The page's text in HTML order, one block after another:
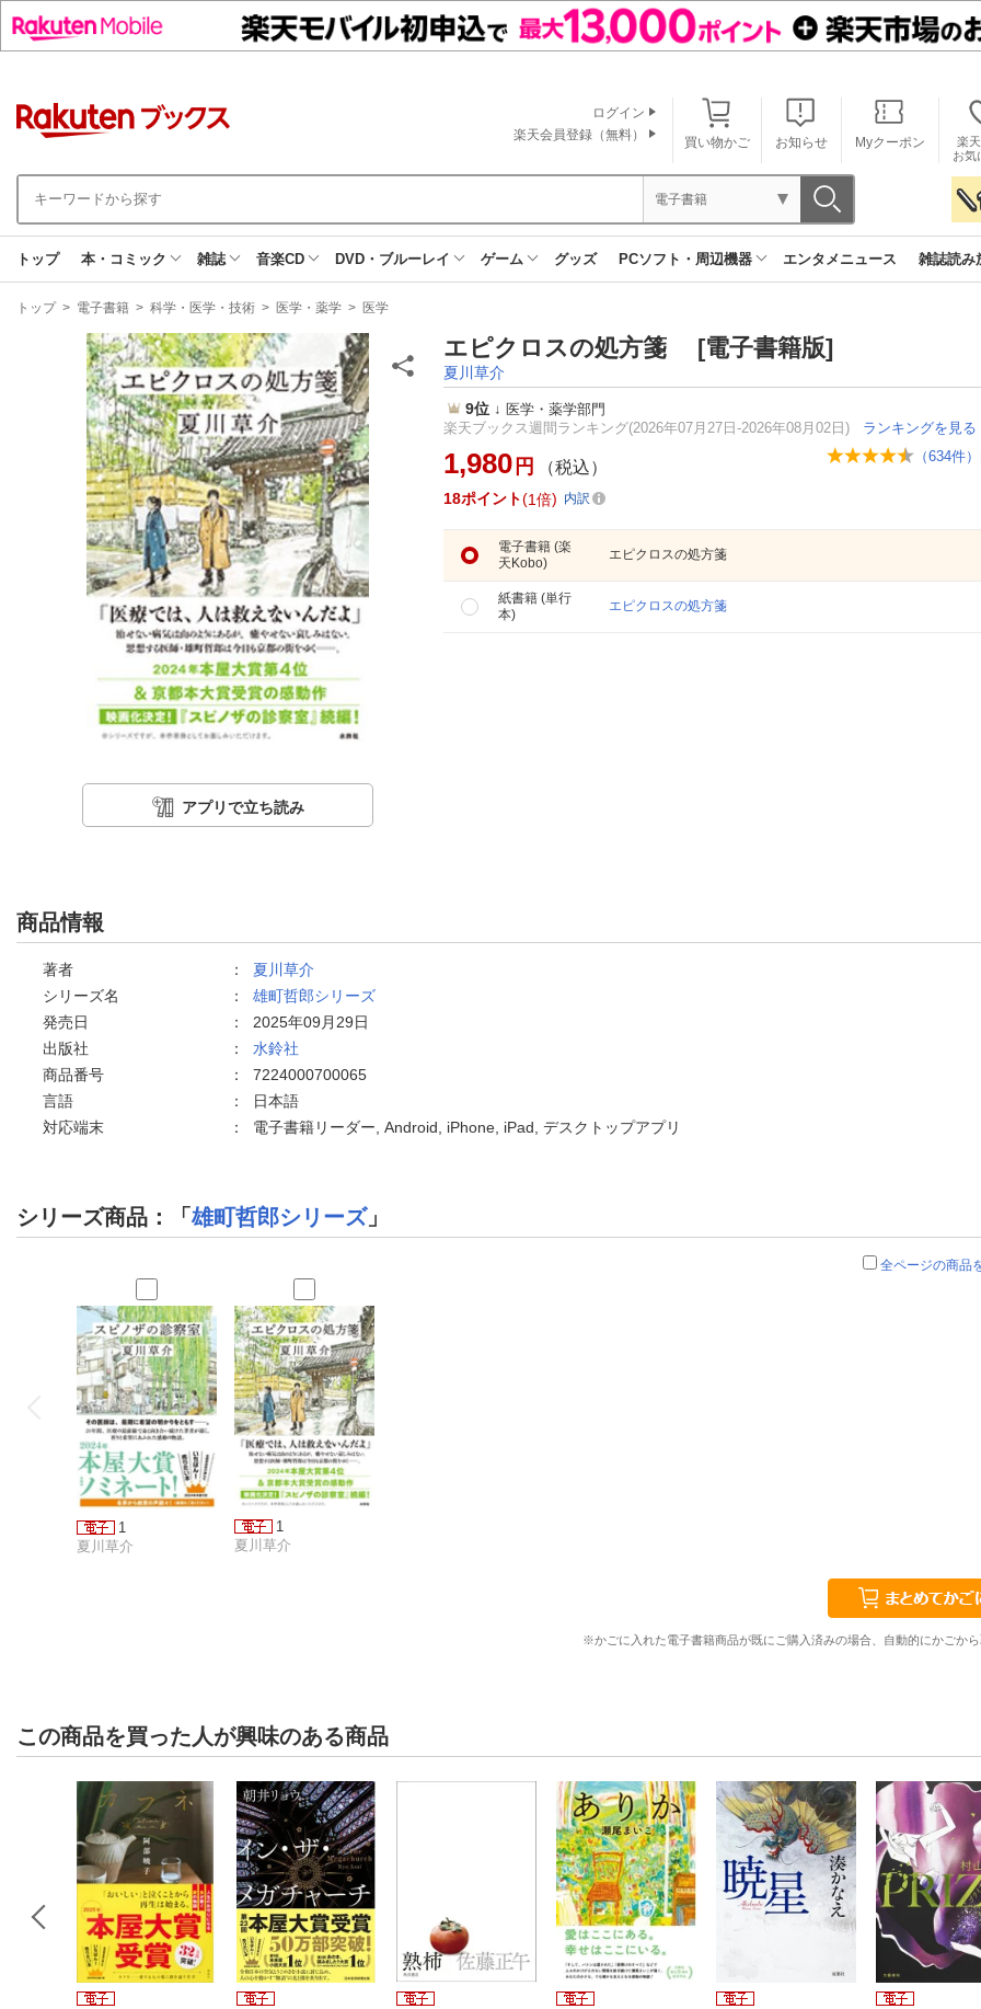
買い物かご お知らせ Myクーポン
楽
お気
ログイン
楽天会員登録（無料）
電子書籍
トップ 本・コミック 雑誌 音楽CD DVD・ブルーレイ ゲーム グッズ PCソフト・周辺機器 エンタメニュース 雑誌読み
現
トップ > 電子書籍 > 科学・医学・技術 > 医学・薬学 > 医学
アプリで立ち読み
エピクロスの処方箋 [電子書籍版]
夏川草介
9位 ↓ 医学・薬学部門
楽天ブックス週間ランキング(2026年07月27日-2026年08月02日)
ランキングを見る
（634件）
1,980 円 （税込）
18ポイント 1倍 内訳
電子書籍 (楽
天Kobo)
エピクロスの処方箋
紙書籍 (単行
本)
エピクロスの処方箋
商品情報
著者 ： 夏川草介
シリーズ名
： 雄町哲郎シリーズ
発売日
： 2025年09月29日
出版社
： 水鈴社
商品番号
： 7224000700065
言語
：
日本語
対応端末
： 電子書籍リーダー, Android, iPhone, iPad, デスクトップアプリ
シリーズ商品：「雄町哲郎シリーズ」
全ページの商品
1
夏川草介
1
夏川草介
※かごに入れた電子書籍商品が既にご購入済みの場合、自動的にかごから
この商品を買った人が興味のある商品